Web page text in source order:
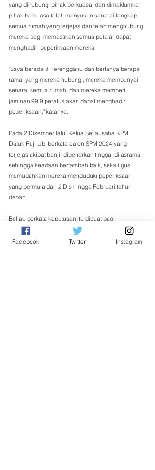
yang dihubungi pihak berkuasa, dan dimaklumkan
pihak berkuasa telah menyusun senarai lengkap
semua rumah yang terjejas dan telah menghubungi
mereka bagi memastikan semua pelajar dapat
menghadiri peperiksaan mereka.
"Saya berada di Terengganu dan bertanya berapa
ramai yang mereka hubungi, mereka mempunyai
senarai semua rumah, dan mereka memberi
jaminan 99.9 peratus akan dapat menghadiri
peperiksaan," katanya.
Pada 2 Disember lalu, Ketua Setiausaha KPM
Datuk Ruji Ubi berkata calon SPM 2024 yang
terjejas akibat banjir dibenarkan tinggal di asrama
sehingga keadaan bertambah baik, sekali gus
memudahkan mereka menduduki peperiksaan
yang bermula dari 2 Dis hingga Februari tahun
depan.
Beliau berkata keputusan itu dibuat bagi
memastikan calon yang terjejas banjir dapat
menduduki peperiksaan seperti yang dijadualkan.
Facebook Twitter Instagram